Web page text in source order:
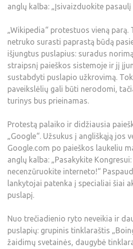
anglų kalba: „Įsivaizduokite pasaulį
„Wikipedia“ protestuos vieną parą.
netruko surasti paprastą būdą
išjungtus puslapius: suradus
straipsnį paieškos sistemoje ir jį
sustabdyti puslapio užkrovimą.
paveikslėlių gali būti nerodomi,
turinys bus prieinamas.
Protestą palaiko ir didžiausia
„Google“. Užsukus į angliškąją jos
Google.com po paieškos laukeliu
anglų kalba: „Pasakykite
necenzūruokite interneto!“
lankytojai patenka į specialiai šiai
puslapį.
Nuo trečiadienio ryto neveikia ir
puslapių: grupinis tinklaraštis
žaidimų svetainės, daugybė